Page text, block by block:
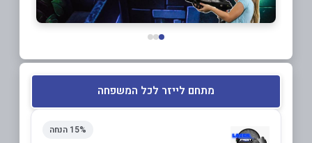
מתחם לייזר לכל המשפחה
15% הנחה